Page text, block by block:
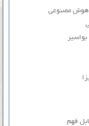
هوش مصنوعی
فهم